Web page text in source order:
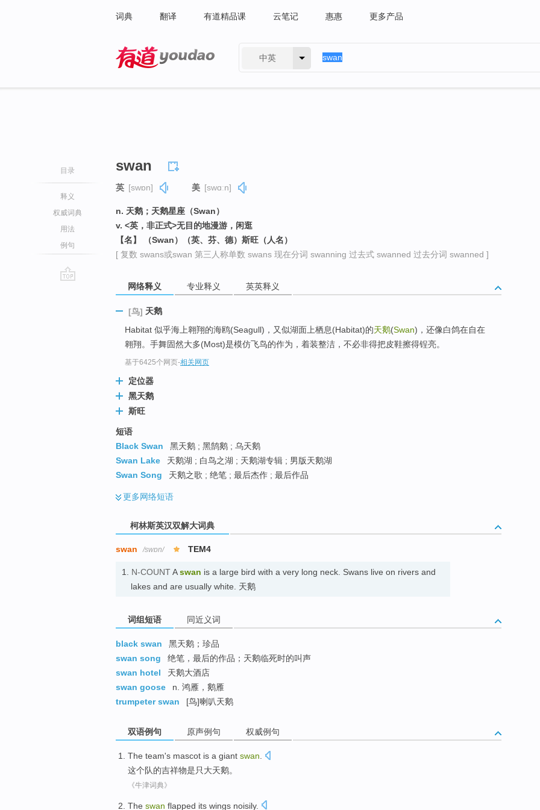
词典 翻译 有道精品课 云笔记 惠惠 更多产品
中英
目录
释义
权威词典
用法
例句
swan
英 [swɒn] 美 [swɑːn]
n. 天鹅；天鹅星座（Swan）
v. <英，非正式>无目的地漫游，闲逛
【名】 （Swan）（英、芬、德）斯旺（人名）
[ 复数 swans或swan 第三人称单数 swans 现在分词 swanning 过去式 swanned 过去分词 swanned ]
网络释义 专业释义 英英释义
[鸟] 天鹅
Habitat 似乎海上翱翔的海鸥(Seagull)，又似湖面上栖息(Habitat)的天鹅(Swan)，还像白鸽在自在
翱翔。手舞固然大多(Most)是模仿飞鸟的作为，着装整洁，不必非得把皮鞋擦得锃亮。
基于6425个网页-相关网页
定位器
黑天鹅
斯旺
短语
Black Swan
黑天鹅 ; 黑鹄鹅 ; 乌天鹅
Swan Lake
天鹅湖 ; 白鸟之湖 ; 天鹅湖专辑 ; 男版天鹅湖
Swan Song
天鹅之歌 ; 绝笔 ; 最后杰作 ; 最后作品
更多网络短语
柯林斯英汉双解大词典
swan /swɒn/ TEM4
1. N-COUNTAswan is a large bird with a very long neck. Swans live on rivers and
lakes and are usually white. 天鹅
词组短语 同近义词
black swan
黑天鹅；珍品
swan song
绝笔，最后的作品；天鹅临死时的叫声
swan hotel
天鹅大酒店
swan goose
n. 鸿雁，鹅雁
trumpeter swan
[鸟]喇叭天鹅
双语例句 原声例句 权威例句
The team's mascot is a giant swan
这个队的吉祥物是只 大天鹅。
《牛津词典》
The swan flapped its wings noisily.